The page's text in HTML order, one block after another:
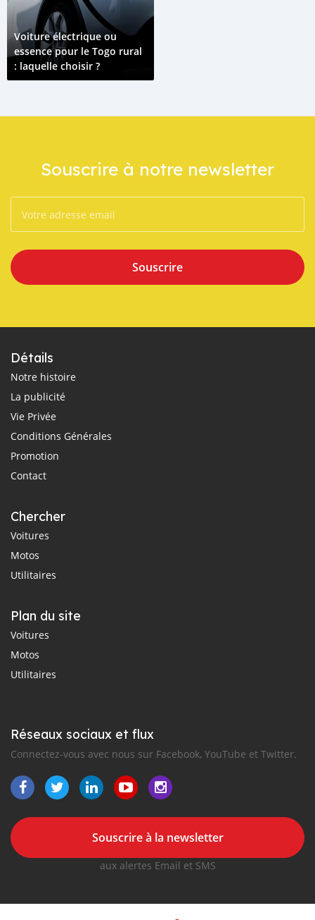
Voiture électrique ou
essence pour le Togo rural
: laquelle choisir ?
Souscrire à notre newsletter
Souscrire
Détails
Notre histoire
La publicité
Vie Privée
Conditions Générales
Promotion
Contact
Chercher
Voitures
Motos
Utilitaires
Plan du site
Voitures
Motos
Utilitaires
Réseaux sociaux et flux
Connectez-vous avec nous sur Facebook, YouTube et Twitter.
Souscrire à la newsletter
aux alertes Email et SMS